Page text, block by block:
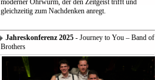
moderner Ohrwurm, der den Zeitgeist trifft und
gleichzeitig zum Nachdenken anregt.
Jahreskonferenz 2025- Journey to You – Band of
Brothers